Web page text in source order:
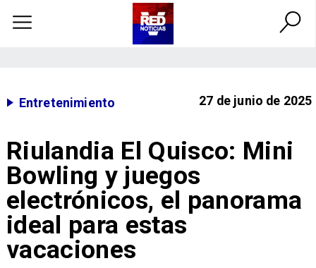
Entretenimiento 27 de junio de 2025
Riulandia El Quisco: Mini
Bowling y juegos
electrónicos, el panorama
ideal para estas
vacaciones